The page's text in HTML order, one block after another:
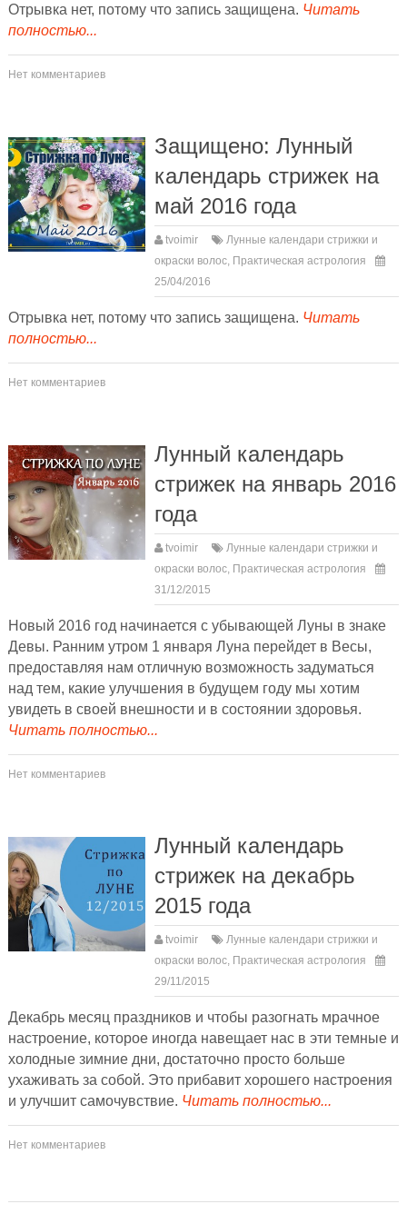
Отрывка нет, потому что запись защищена. Читать
полностью...
Нет комментариев
Защищено: Лунный
календарь стрижек на
май 2016 года
tvoimir
Лунные календари стрижки и
окраски волос, Практическая астрология
25/04/2016
Отрывка нет, потому что запись защищена. Читать
полностью...
Нет комментариев
Лунный календарь
стрижек на январь 2016
года
tvoimir
Лунные календари стрижки и
окраски волос, Практическая астрология
31/12/2015
Новый 2016 год начинается с убывающей Луны в знаке
Девы. Ранним утром 1 января Луна перейдет в Весы,
предоставляя нам отличную возможность задуматься
над тем, какие улучшения в будущем году мы хотим
увидеть в своей внешности и в состоянии здоровья.
Читать полностью...
Нет комментариев
Лунный календарь
стрижек на декабрь
2015 года
tvoimir
Лунные календари стрижки и
окраски волос, Практическая астрология
29/11/2015
Декабрь месяц праздников и чтобы разогнать мрачное
настроение, которое иногда навещает нас в эти темные и
холодные зимние дни, достаточно просто больше
ухаживать за собой. Это прибавит хорошего настроения
и улучшит самочувствие. Читать полностью...
Нет комментариев